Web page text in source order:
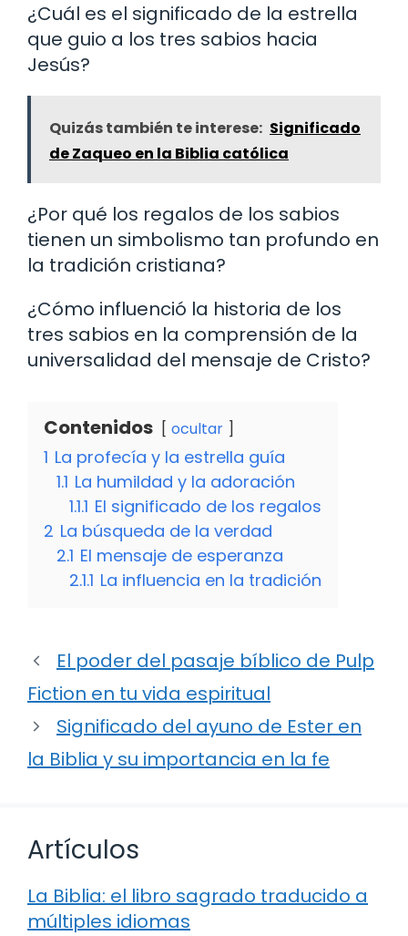
¿Cuál es el significado de la estrella
que guio a los tres sabios hacia
Jesús?
Quizás también te interese: Significado
de Zaqueo en la Biblia católica
¿Por qué los regalos de los sabios
tienen un simbolismo tan profundo en
la tradición cristiana?
¿Cómo influenció la historia de los
tres sabios en la comprensión de la
universalidad del mensaje de Cristo?
Contenidos ocultar
1 La profecía y la estrella guía
1.1 La humildad y la adoración
1.1.1 El significado de los regalos
2 La búsqueda de la verdad
2.1 El mensaje de esperanza
2.1.1 La influencia en la tradición
El poder del pasaje bíblico de Pulp
Fiction en tu vida espiritual
Significado del ayuno de Ester en
la Biblia y su importancia en la fe
Artículos
La Biblia: el libro sagrado traducido a
múltiples idiomas